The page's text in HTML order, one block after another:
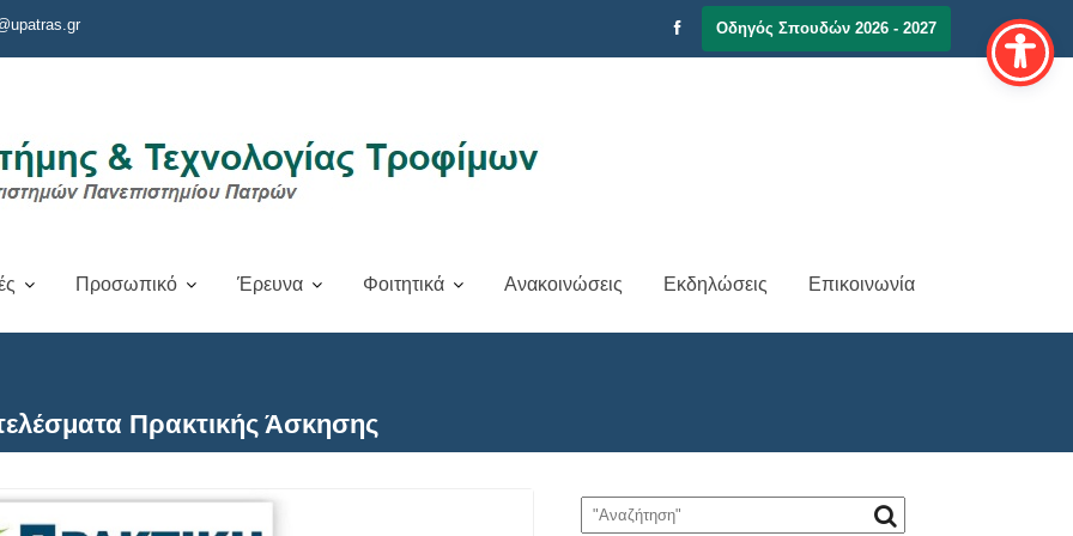
Οδηγός Σπουδών 2026 - 2027
Προσωπικό Έρευνα Φοιτητικά Ανακοινώσεις Εκδηλώσεις Επικοινωνία
Πρακτικής Άσκησης